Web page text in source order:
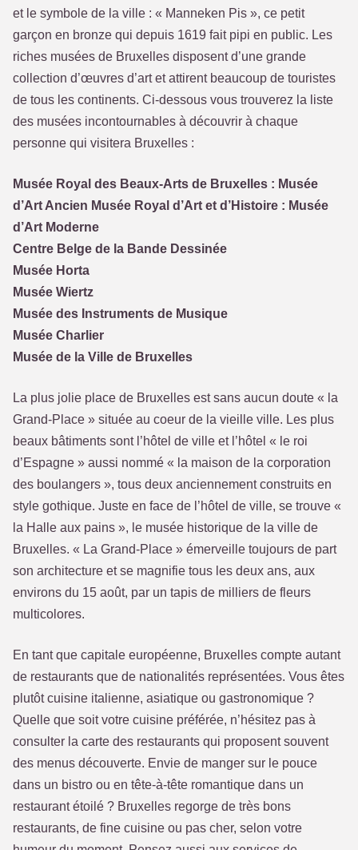
et le symbole de la ville : « Manneken Pis », ce petit
garçon en bronze qui depuis 1619 fait pipi en public. Les
riches musées de Bruxelles disposent d’une grande
collection d’œuvres d’art et attirent beaucoup de touristes
de tous les continents. Ci-dessous vous trouverez la liste
des musées incontournables à découvrir à chaque
personne qui visitera Bruxelles :
Musée Royal des Beaux-Arts de Bruxelles : Musée
d’Art Ancien Musée Royal d’Art et d’Histoire : Musée
d’Art Moderne
Centre Belge de la Bande Dessinée
Musée Horta
Musée Wiertz
Musée des Instruments de Musique
Musée Charlier
Musée de la Ville de Bruxelles
La plus jolie place de Bruxelles est sans aucun doute « la
Grand-Place » située au coeur de la vieille ville. Les plus
beaux bâtiments sont l’hôtel de ville et l’hôtel « le roi
d’Espagne » aussi nommé « la maison de la corporation
des boulangers », tous deux anciennement construits en
style gothique. Juste en face de l’hôtel de ville, se trouve «
la Halle aux pains », le musée historique de la ville de
Bruxelles. « La Grand-Place » émerveille toujours de part
son architecture et se magnifie tous les deux ans, aux
environs du 15 août, par un tapis de milliers de fleurs
multicolores.
En tant que capitale européenne, Bruxelles compte autant
de restaurants que de nationalités représentées. Vous êtes
plutôt cuisine italienne, asiatique ou gastronomique ?
Quelle que soit votre cuisine préférée, n’hésitez pas à
consulter la carte des restaurants qui proposent souvent
des menus découverte. Envie de manger sur le pouce
dans un bistro ou en tête-à-tête romantique dans un
restaurant étoilé ? Bruxelles regorge de très bons
restaurants, de fine cuisine ou pas cher, selon votre